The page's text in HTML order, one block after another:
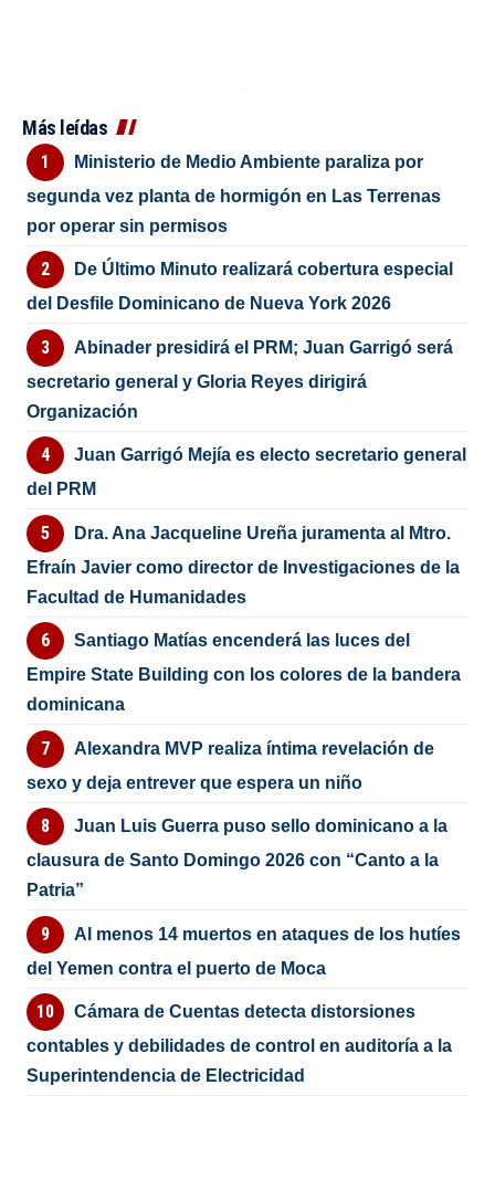
Más leídas
Ministerio de Medio Ambiente paraliza por
segunda vez planta de hormigón en Las Terrenas
por operar sin permisos
De Último Minuto realizará cobertura especial
del Desfile Dominicano de Nueva York 2026
Abinader presidirá el PRM; Juan Garrigó será
secretario general y Gloria Reyes dirigirá
Organización
Juan Garrigó Mejía es electo secretario general
del PRM
Dra. Ana Jacqueline Ureña juramenta al Mtro.
Efraín Javier como director de Investigaciones de la
Facultad de Humanidades
Santiago Matías encenderá las luces del
Empire State Building con los colores de la bandera
dominicana
Alexandra MVP realiza íntima revelación de
sexo y deja entrever que espera un niño
Juan Luis Guerra puso sello dominicano a la
clausura de Santo Domingo 2026 con “Canto a la
Patria”
Al menos 14 muertos en ataques de los hutíes
del Yemen contra el puerto de Moca
Cámara de Cuentas detecta distorsiones
contables y debilidades de control en auditoría a la
Superintendencia de Electricidad